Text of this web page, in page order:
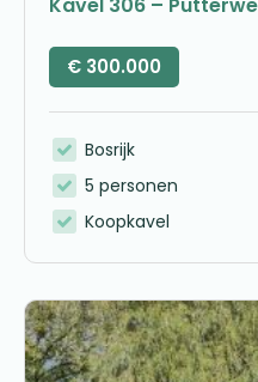
Kavel 306 –
€ 300.000
Bosrijk
5 personen
Koopkavel